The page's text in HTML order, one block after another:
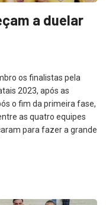
a duelar
os finalistas pela
2023, após as
o fim da primeira fase,
as quatro equipes
para fazer a grande